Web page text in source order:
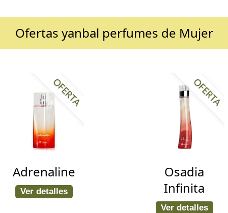
Ofertas yanbal perfumes de Mujer
OFERTA
Adrenaline
Ver detalles
OFERTA
Osadia
Infinita
Ver detalles